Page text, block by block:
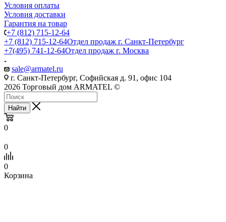
Условия оплаты
Условия доставки
Гарантия на товар
+7 (812) 715-12-64
+7 (812) 715-12-64Отдел продаж г. Санкт-Петербург
+7(495) 741-12-64Отдел продаж г. Москва
sale@armatel.ru
г. Санкт-Петербург, Софийская д. 91, офис 104
2026 Торговый дом ARMATEL ©
Найти
0
0
0
Корзина